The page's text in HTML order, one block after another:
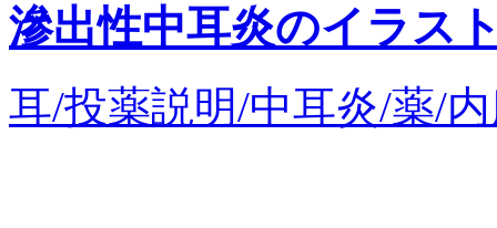
滲出性中耳炎のイラス
耳/投薬説明/中耳炎/薬/